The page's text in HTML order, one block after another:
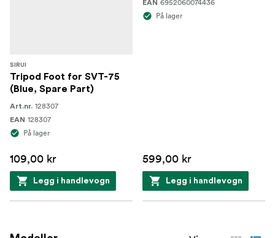
1x Sirui 75 mm hurtigutløsningshåndtak med
1x bærehåndtak
3x Gummiføtter
SIRUI
Tripod Foot for SVT-75
(Blue, Spare Part)
Art.nr. 128307
EAN 128307
På lager
109,00 kr
Legg i handlevogn
EAN 6952060074436
På lager
599,00 kr
Legg i handlevogn